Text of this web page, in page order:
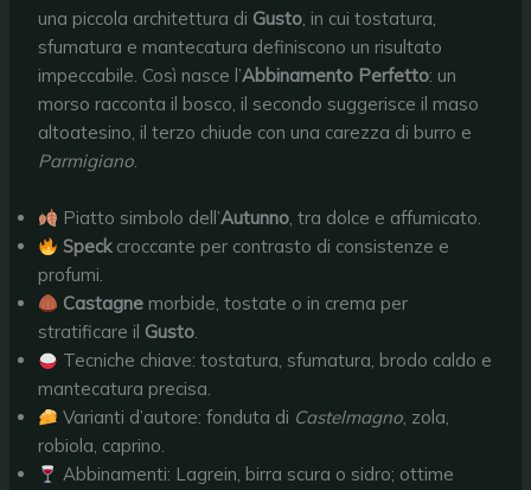
una piccola architettura di Gusto, in cui tostatura,
sfumatura e mantecatura definiscono un risultato
impeccabile. Così nasce l’Abbinamento Perfetto: un
morso racconta il bosco, il secondo suggerisce il maso
altoatesino, il terzo chiude con una carezza di burro e
Parmigiano.
Piatto simbolo dell’Autunno, tra dolce e affumicato.
Speckcroccante per contrasto di consistenze e
profumi.
Castagne morbide, tostate o in crema per
stratificare il Gusto.
Tecniche chiave: tostatura, sfumatura, brodo caldo e
mantecatura precisa.
Varianti d’autore: fonduta di Castelmagno, zola,
robiola, caprino.
Abbinamenti: Lagrein, birra scura o sidro; ottime